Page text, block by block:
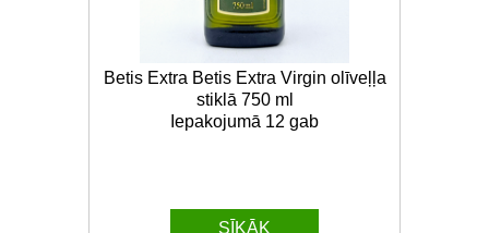
Betis Extra Betis Extra Virgin olīveļļa
stiklā 750 ml
Iepakojumā 12 gab
SĪKĀK